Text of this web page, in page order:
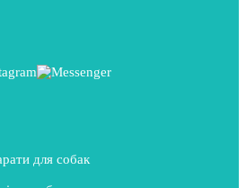
для собак